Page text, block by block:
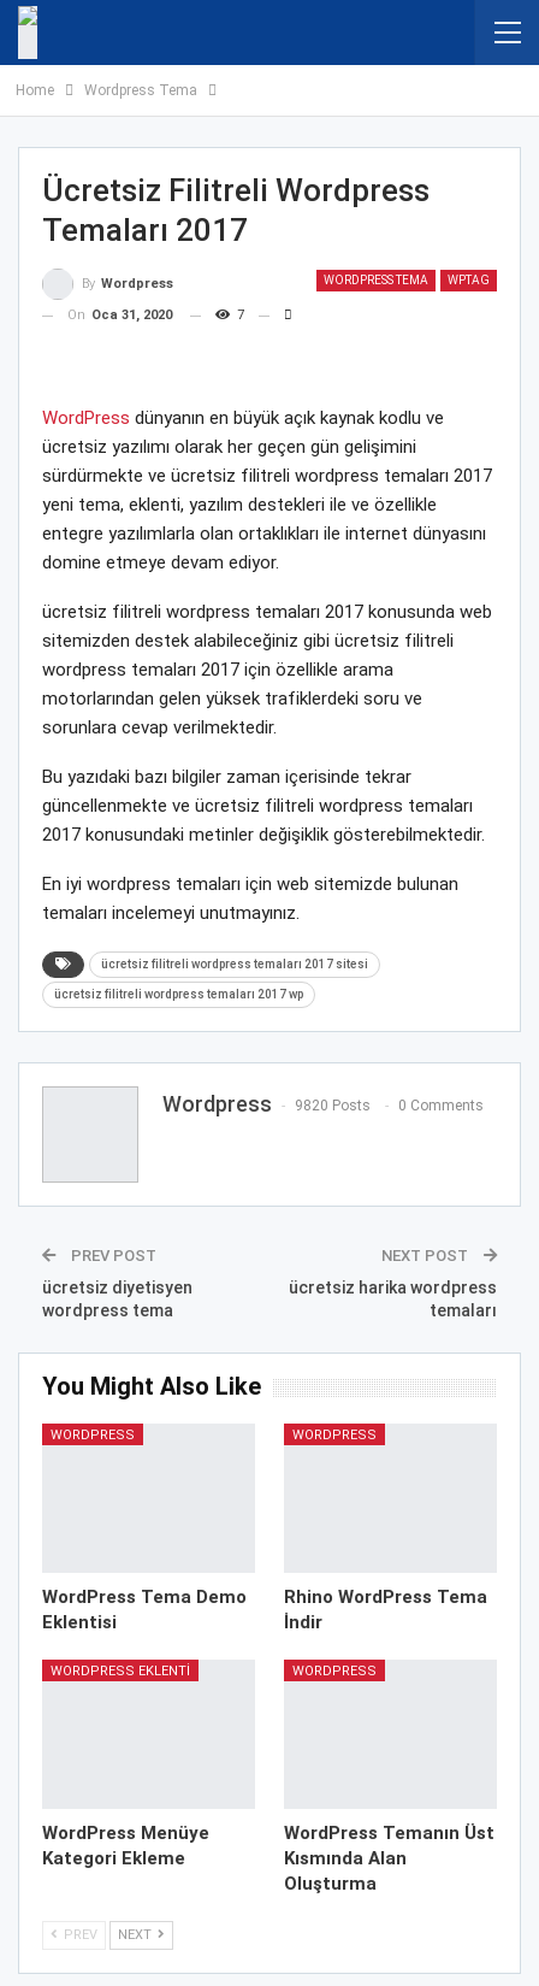
Home Wordpress Tema
Ücretsiz Filitreli Wordpress
Temaları 2017
WORDPRESS TEMA WPTAG
By Wordpress
On Oca 31, 2020 7
WordPress dünyanın en büyük açık kaynak kodlu ve
ücretsiz yazılımı olarak her geçen gün gelişimini
sürdürmekte ve ücretsiz filitreli wordpress temaları 2017
yeni tema, eklenti, yazılım destekleri ile ve özellikle
entegre yazılımlarla olan ortaklıkları ile internet dünyasını
domine etmeye devam ediyor.
ücretsiz filitreli wordpress temaları 2017 konusunda web
sitemizden destek alabileceğiniz gibi ücretsiz filitreli
wordpress temaları 2017 için özellikle arama
motorlarından gelen yüksek trafiklerdeki soru ve
sorunlara cevap verilmektedir.
Bu yazıdaki bazı bilgiler zaman içerisinde tekrar
güncellenmekte ve ücretsiz filitreli wordpress temaları
2017 konusundaki metinler değişiklik gösterebilmektedir.
En iyi wordpress temaları için web sitemizde bulunan
temaları incelemeyi unutmayınız.
ücretsiz filitreli wordpress temaları 2017 sitesi
ücretsiz filitreli wordpress temaları 2017 wp
Wordpress 9820 Posts 0 Comments
PREV POST
ücretsiz diyetisyen
wordpress tema
NEXT POST
ücretsiz harika wordpress
temaları
You Might Also Like
WORDPRESS
WordPress Tema Demo
Eklentisi
WORDPRESS
Rhino WordPress Tema
İndir
WORDPRESS EKLENTI
WordPress Menüye
Kategori Ekleme
WORDPRESS
WordPress Temanın Üst
Kısmında Alan
Oluşturma
PREV NEXT